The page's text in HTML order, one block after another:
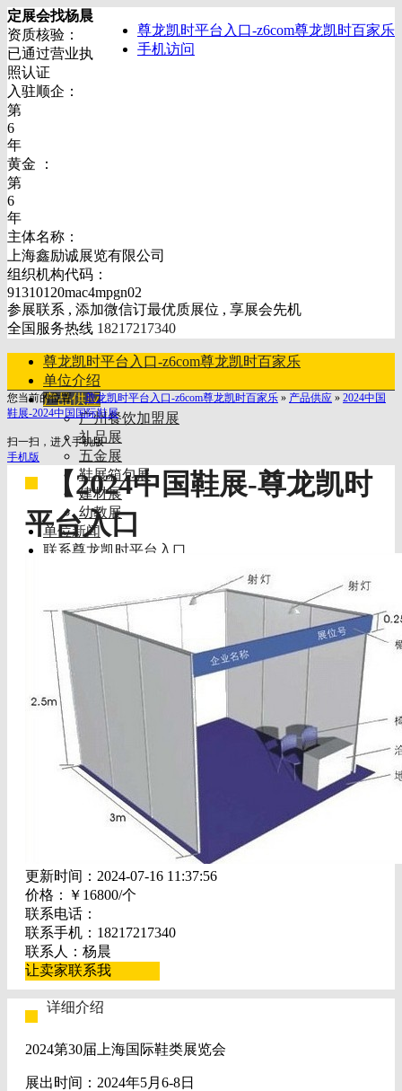
尊龙凯时平台入口-z6com尊龙凯时百家乐
手机访问
定展会找杨晨
资质核验：
已通过营业执
照认证
入驻顺企：
第
6
年
黄金 ：
第
6
年
主体名称：
上海鑫励诚展览有限公司
组织机构代码：
91310120mac4mpgn02
参展联系 , 添加微信订最优质展位 , 享展会先机
全国服务热线 18217217340
尊龙凯时平台入口-z6com尊龙凯时百家乐
单位介绍
产品供应
广州餐饮加盟展
礼品展
五金展
鞋展箱包展
建材展
幼教展
单位新闻
联系尊龙凯时平台入口
您当前的位置：尊龙凯时平台入口-z6com尊龙凯时百家乐 » 产品供应 » 2024中国
鞋展-2024中国国际鞋展
扫一扫，进入手机版
手机版
【2024中国鞋展-尊龙凯时
平台入口
更新时间：2024-07-16 11:37:56
价格：￥16800/个
联系电话：
联系手机：18217217340
联系人：杨晨
让卖家联系我
详细介绍
2024第30届上海国际鞋类展览会
展出时间：2024年5月6-8日